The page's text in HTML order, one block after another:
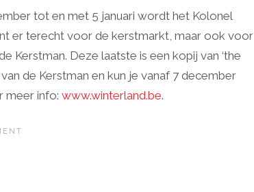
tot en met 5 januari wordt het Kolonel
er terecht voor de kerstmarkt, maar ook voor
Kerstman. Deze laatste is een kopij van ‘the
de Kerstman en kun je vanaf 7 december
meer info: www.winterland.be.